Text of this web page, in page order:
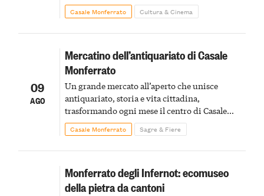
Casale Monferrato Cultura & Cinema
09
AGO
Mercatino dell’antiquariato di Casale
Monferrato
Un grande mercato all’aperto che unisce
antiquariato, storia e vita cittadina,
trasformando ogni mese il centro di Casale
Monferrato in un luogo di scoperta e racconto
Casale Monferrato Sagre & Fiere
Monferrato degli Infernot: ecomuseo
della pietra da cantoni